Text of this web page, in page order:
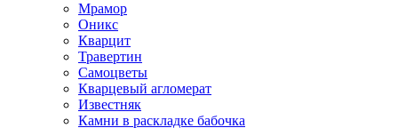
Мрамор
Оникс
Кварцит
Травертин
Самоцветы
Кварцевый агломерат
Известняк
Камни в раскладке бабочка